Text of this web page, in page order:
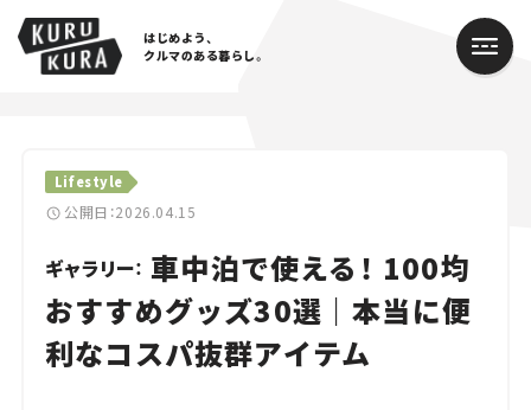
はじめよう、
クルマのある暮らし。
Lifestyle
公開日：2026.04.15
ギャラリー： 車中泊で使える！ 100均
おすすめグッズ30選｜本当に便
利なコスパ抜群アイテム
Cars
Lifestyle
Traffic
Special